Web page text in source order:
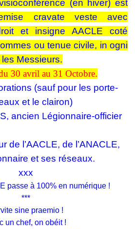
(en hiver) est
cravate veste avec
et insigne AACLE coté
ou tenue civile, in ogni
Messieurs.
30 avril au 31 Octobre.
(sauf pour les porte-
et le clairon)
ancien Légionnaire-officier
de l’AACLE, de l’ANACLE,
et ses réseaux.
xxx
passe à 100% en numérique !
***
sine praemio !
un chef, on obéit !